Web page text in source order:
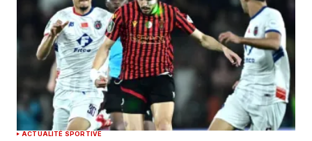
ACTUALITÉ SPORTIVE